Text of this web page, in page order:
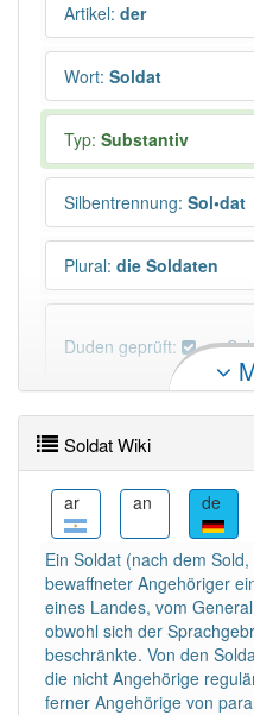
Artikel: der
Wort: Soldat
Typ: Substantiv
Silbentrennung: Sol•dat
Plural: die Soldaten
Duden geprüft:
N-Deklination:N-
Soldaten (D)
PowerIndex:1 249
Häufigkeit: 8 von 10
Wörter mit Endung-
Soldat Wiki
ar an de
Ein Soldat (nach dem
bewaffneter Angehöriger
eines Landes, vom
obwohl sich der
beschränkte. Von den
die nicht Angehörige
ferner Angehörige von